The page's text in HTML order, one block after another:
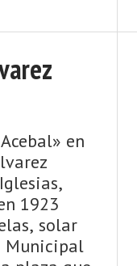
en
1923
solar
Municipal